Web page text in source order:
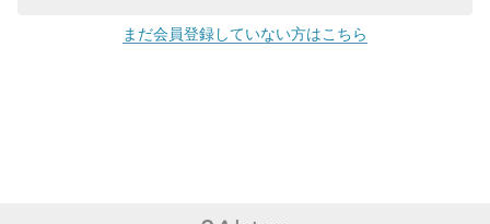
まだ会員登録していない方はこちら